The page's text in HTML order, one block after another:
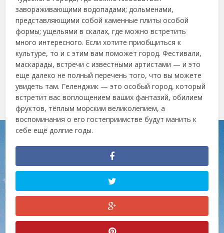
завораживающими водопадами; дольменами,
представляющими собой каменные плиты особой
формы; ущельями в скалах, где можно встретить
много интересного. Если хотите приобщиться к
культуре, то и с этим вам поможет город. Фестивали,
маскарады, встречи с известными артистами — и это
еще далеко не полный перечень того, что вы можете
увидеть там. Геленджик — это особый город, который
встретит вас воплощением ваших фантазий, обилием
фруктов, тёплым морским великолепием, а
воспоминания о его гостеприимстве будут манить к
себе ещё долгие годы.